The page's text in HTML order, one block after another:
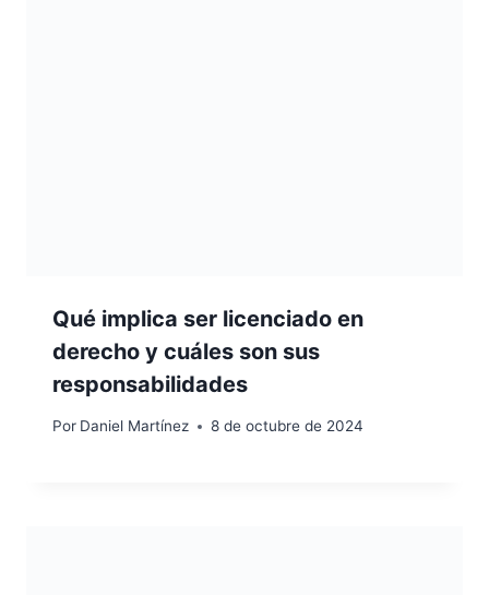
Qué implica ser licenciado en
derecho y cuáles son sus
responsabilidades
Por Daniel Martínez 8 de octubre de 2024